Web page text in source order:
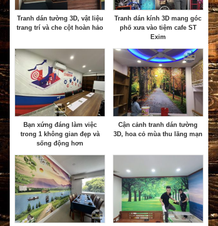
Tranh dán tường 3D, vật liệu
trang trí và che cột hoàn hảo
Tranh dán kính 3D mang góc
phố xưa vào tiệm cafe ST
Exim
Bạn xứng đáng làm việc
trong 1 không gian đẹp và
sống động hơn
Cận cảnh tranh dán tường
3D, hoa cỏ mùa thu lãng mạn